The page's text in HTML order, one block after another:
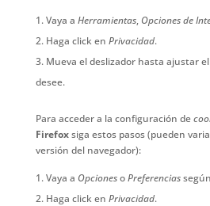
Vaya a Herramientas, Opciones de
Haga click en Privacidad.
Mueva el deslizador hasta ajustar
desee.
Para acceder a la configuración de
Firefoxsiga estos pasos (pueden
versión del navegador):
Vaya a OpcionesoPreferencias
Haga click en Privacidad.